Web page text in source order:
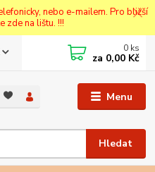
nebo e-mailem. Pro bližší
zde na lištu. !!!
Menu
Hledat
0 ks
za 0,00 Kč